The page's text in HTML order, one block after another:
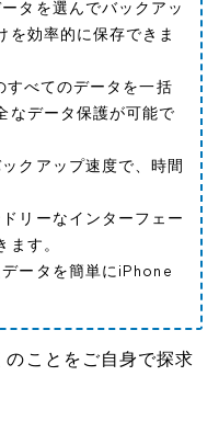
ータを選んでバックアッ
を効率的に保存できま
すべてのデータを一括
なデータ保護が可能で
ックアップ速度で、時間
ドリーなインターフェー
ます。
データを簡単にiPhone
ことをご自身で探求